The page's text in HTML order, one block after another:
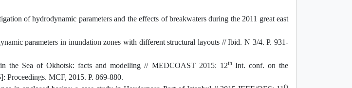
of hydrodynamic parameters and the effects of breakwaters during the 2011 great east
parameters in inundation zones with different structural layouts // Ibid. N 3/4. P. 931-
the Sea of Okhotsk: facts and modelling // MEDCOAST 2015: 12th Int. conf. on the
Proceedings. MCF, 2015. P. 869-880.
th